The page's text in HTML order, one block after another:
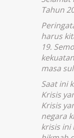
Tahun
harus
19.
masa
Saat ini
Krisis
Krisis
negara
krisis ini